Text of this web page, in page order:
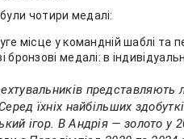
чотири медалі:
місце у командній шаблі та
бронзові медалі: в
представляють
їхніх найбільших
ігор. В Андрія — золото у